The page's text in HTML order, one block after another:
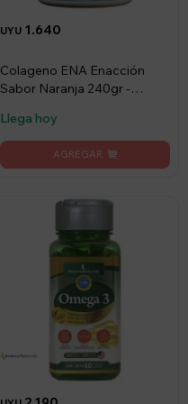
UYU 1.640
Colageno ENA Enacción
Sabor Naranja 240gr -
Llega hoy